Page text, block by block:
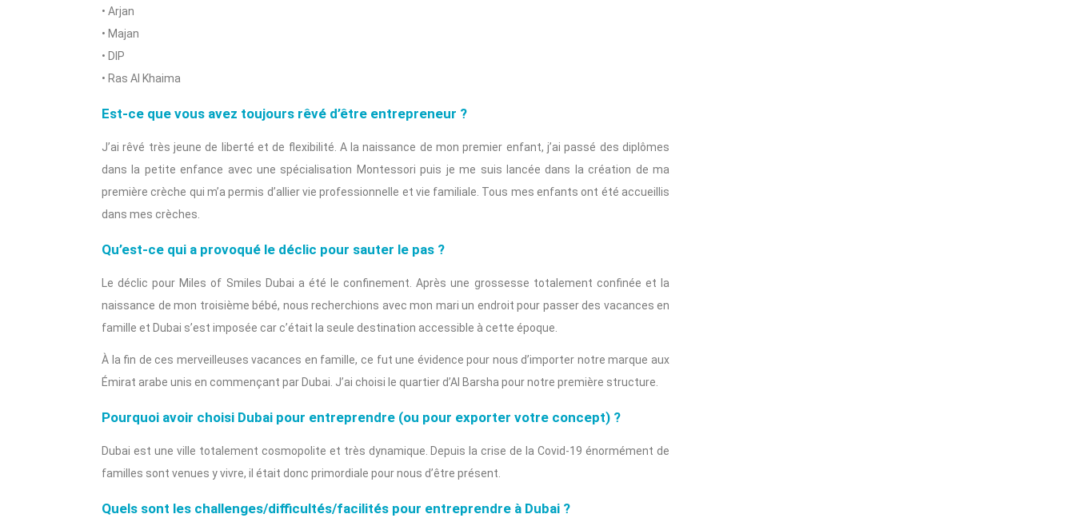
• Arjan
• Majan
• DIP
• Ras Al Khaima
Est-ce que vous avez toujours rêvé d’être entrepreneur ?
J’ai rêvé très jeune de liberté et de flexibilité. A la naissance de mon premier enfant, j’ai passé des diplômes
dans la petite enfance avec une spécialisation Montessori puis je me suis lancée dans la création de ma
première crèche qui m’a permis d’allier vie professionnelle et vie familiale. Tous mes enfants ont été accueillis
dans mes crèches.
Qu’est-ce qui a provoqué le déclic pour sauter le pas ?
Le déclic pour Miles of Smiles Dubai a été le confinement. Après une grossesse totalement confinée et la
naissance de mon troisième bébé, nous recherchions avec mon mari un endroit pour passer des vacances en
famille et Dubai s’est imposée car c’était la seule destination accessible à cette époque.
À la fin de ces merveilleuses vacances en famille, ce fut une évidence pour nous d’importer notre marque aux
Émirat arabe unis en commençant par Dubai. J’ai choisi le quartier d’Al Barsha pour notre première structure.
Pourquoi avoir choisi Dubai pour entreprendre (ou pour exporter votre concept) ?
Dubai est une ville totalement cosmopolite et très dynamique. Depuis la crise de la Covid-19 énormément de
familles sont venues y vivre, il était donc primordiale pour nous d’être présent.
Quels sont les challenges/difficultés/facilités pour entreprendre à Dubai ?